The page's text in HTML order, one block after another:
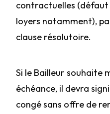
contractuelles (défaut
loyers notamment),
clause résolutoire.
Si le Bailleur souhaite
échéance, il devra
congé sans offre de